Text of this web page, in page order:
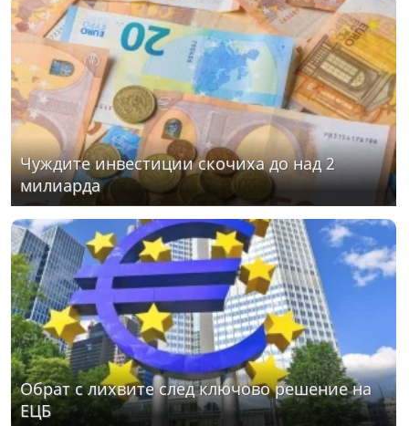
Чуждите инвестиции скочиха до над 2
милиарда
Обрат с лихвите след ключово решение на
ЕЦБ